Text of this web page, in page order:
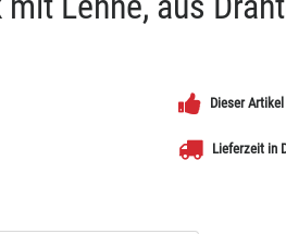
Dieser
Lieferzeit in